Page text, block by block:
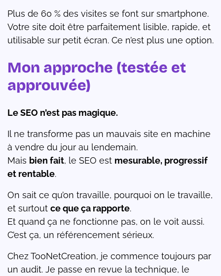
Plus de 60 % des visites se font sur smartphone.
Votre site doit être parfaitement lisible, rapide, et
utilisable sur petit écran. Ce n’est plus une option.
Mon approche (testée et
approuvée)
Le SEO n’est pas magique.
Il ne transforme pas un mauvais site en machine
à vendre du jour au lendemain.
Mais bien fait, le SEO est mesurable, progressif
et rentable.
On sait ce qu’on travaille, pourquoi on le travaille,
et surtout ce que ça rapporte.
Et quand ça ne fonctionne pas, on le voit aussi.
C’est ça, un référencement sérieux.
Chez TooNetCreation, je commence toujours par
un audit. Je passe en revue la technique, le